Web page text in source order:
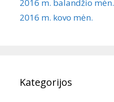
2016 m. balandžio mėn.
2016 m. kovo mėn.
Kategorijos